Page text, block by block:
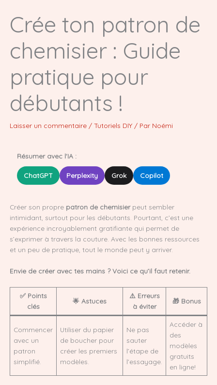
Crée ton patron de
chemisier : Guide
pratique pour
débutants !
Laisser un commentaire / Tutoriels DIY / Par Noémi
Résumer avec l'IA :
ChatGPT Perplexity Grok Copilot
Créer son propre patron de chemisierpeut sembler
intimidant, surtout pour les débutants. Pourtant, c’est une
expérience incroyablement gratifiante qui permet de
s’exprimer à travers la couture. Avec les bonnes ressources
et un peu de pratique, tout le monde peut y arriver.
Envie de créer avec tes mains ? Voici ce qu’il faut retenir.
✅ Points
clés
🌟 Astuces
⚠️ Erreurs
à éviter
🎁 Bonus
Commencer
avec un
patron
simplifié.
Utiliser du papier
de boucher pour
créer les premiers
modèles.
Ne pas
sauter
l’étape de
l’essayage.
Accéder à
des
modèles
gratuits
en ligne!